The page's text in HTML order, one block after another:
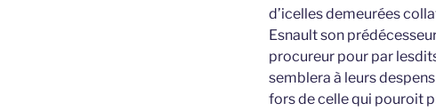
d’icelles demeurées
Esnault son
procureur pour par
semblera à leurs
fors de celle qui pouroit